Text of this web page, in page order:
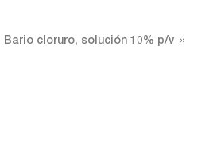
Bario cloruro, solución 10% p/v